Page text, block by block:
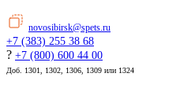
novosibirsk@spets.ru
+7 (383) 255 38 68
? +7 (800) 600 44 00
Доб. 1301, 1302, 1306, 1309 или 1324